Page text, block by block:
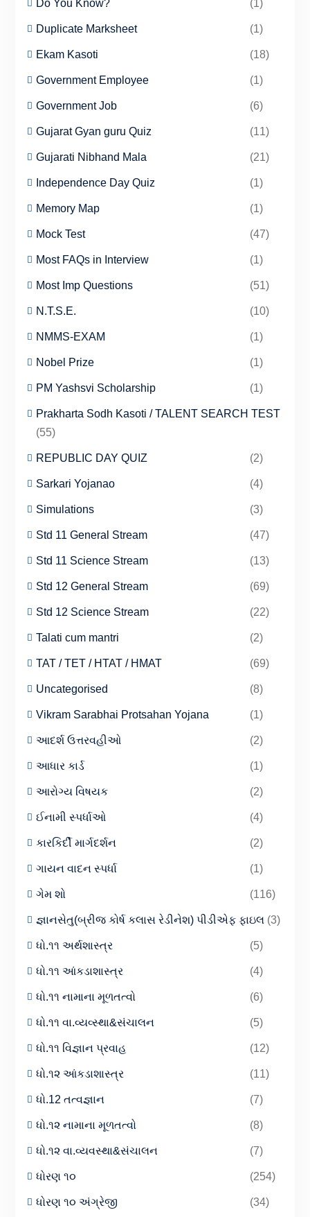
Do You Know? (1)
Duplicate Marksheet (1)
Ekam Kasoti (18)
Government Employee (1)
Government Job (6)
Gujarat Gyan guru Quiz (11)
Gujarati Nibhand Mala (21)
Independence Day Quiz (1)
Memory Map (1)
Mock Test (47)
Most FAQs in Interview (1)
Most Imp Questions (51)
N.T.S.E. (10)
NMMS-EXAM (1)
Nobel Prize (1)
PM Yashsvi Scholarship (1)
Prakharta Sodh Kasoti / TALENT SEARCH TEST
(55)
REPUBLIC DAY QUIZ (2)
Sarkari Yojanao (4)
Simulations (3)
Std 11 General Stream (47)
Std 11 Science Stream (13)
Std 12 General Stream (69)
Std 12 Science Stream (22)
Talati cum mantri (2)
TAT / TET / HTAT / HMAT (69)
Uncategorised (8)
Vikram Sarabhai Protsahan Yojana (1)
આદર્શ ઉત્તરવહીઓ (2)
આધાર કાર્ડ (1)
આરોગ્ય વિષયક (2)
ઈનામી સ્પર્ધાઓ (4)
કારકિર્દી માર્ગદર્શન (2)
ગાયન વાદન સ્પર્ધા (1)
ગેમ શો (116)
જ્ઞાનસેતુ(બ્રીજ કોર્ષ કલાસ રેડીનેશ) પીડીએફ ફાઇલ(3)
ધો.૧૧ અર્થશાસ્ત્ર (5)
ધો.૧૧ આંકડાશાસ્ત્ર (4)
ધો.૧૧ નામાના મૂળતત્વો (6)
ધો.૧૧ વા.વ્યવ્સ્થા&સંચાલન (5)
ધો.૧૧ વિજ્ઞાન પ્રવાહ (12)
ધો.૧૨ આંકડાશાસ્ત્ર (11)
ધો.12 તત્વજ્ઞાન (7)
ધો.૧૨ નામાના મૂળતત્વો (8)
ધો.૧૨ વા.વ્યવસ્થા&સંચાલન (7)
ધોરણ ૧૦ (254)
ધોરણ ૧૦ અંગ્રેજી (34)